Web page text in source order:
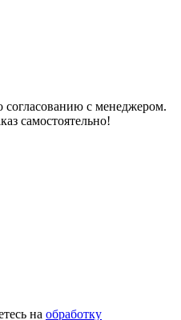
согласованию с менеджером.
самостоятельно!
на обработку